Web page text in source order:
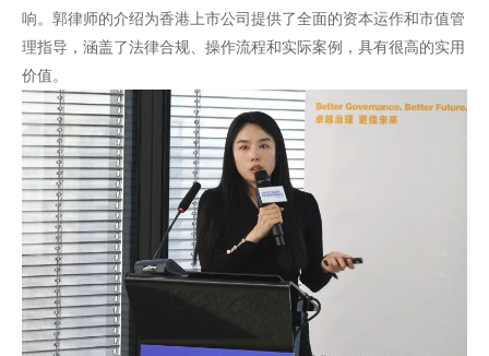
响。郭律师的介绍为香港上市公司提供了全面的资本运作和市值管
理指导，涵盖了法律合规、操作流程和实际案例，具有很高的实用
价值。